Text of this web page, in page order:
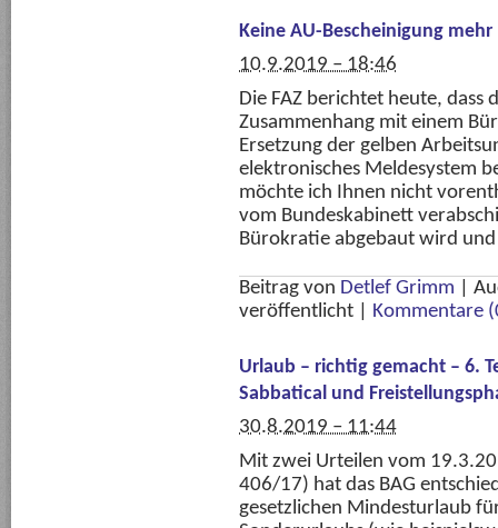
Keine AU-Bescheinigung mehr
10.9.2019 – 18:46
Die FAZ berichtet heute, dass
Zusammenhang mit einem
Ersetzung der gelben
elektronisches Meldesystem
möchte ich Ihnen nicht
vom Bundeskabinett
Bürokratie abgebaut wird
Beitrag von Detlef Grimm
veröffentlicht
Kommentare
Urlaub – richtig gemacht – 6.
Sabbatical und
30.8.2019 – 11:44
Mit zwei Urteilen vom
406/17) hat das BAG
gesetzlichen Mindesturlaub